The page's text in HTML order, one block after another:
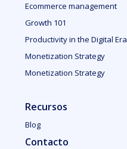
Ecommerce management
Growth 101
Productivity in the Digital Era
Monetization Strategy
Monetization Strategy
Recursos
Blog
Contacto